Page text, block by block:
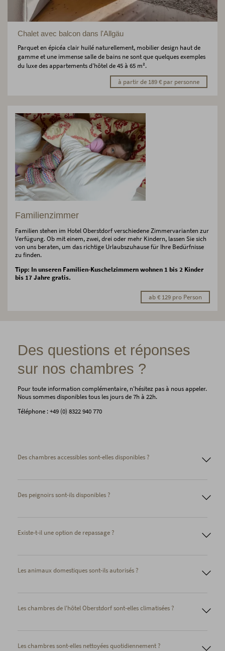
Chalet avec balcon dans l'Allgäu
Parquet en épicéa clair huilé naturellement, mobilier design haut de
gamme et une immense salle de bains ne sont que quelques exemples
du luxe des appartements d'hôtel de 45 à 65 m².
à partir de 189 € par personne
Familienzimmer
Familien stehen im Hotel Oberstdorf verschiedene Zimmervarianten zur
Verfügung. Ob mit einem, zwei, drei oder mehr Kindern, lassen Sie sich
von uns beraten, um das richtige Urlaubszuhause für Ihre Bedürfnisse
zu finden.
Tipp: In unseren Familien-Kuschelzimmern wohnen 1 bis 2 Kinder
bis 17 Jahre gratis.
ab € 129 pro Person
Des questions et réponses
sur nos chambres ?
Pour toute information complémentaire, n'hésitez pas à nous appeler.
Nous sommes disponibles tous les jours de 7h à 22h.
Téléphone : +49 (0) 8322 940 770
Des chambres accessibles sont-elles disponibles ?
Des peignoirs sont-ils disponibles ?
Existe-t-il une option de repassage ?
Les animaux domestiques sont-ils autorisés ?
Les chambres de l'hôtel Oberstdorf sont-elles climatisées ?
Les chambres sont-elles nettoyées quotidiennement ?